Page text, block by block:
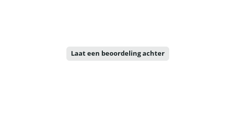
Laat een beoordeling achter